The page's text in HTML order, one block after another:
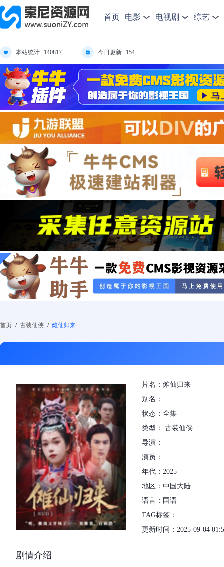
首页 电影 电视剧 综艺
本站统计 140817 今日更新 154
首页 / 古装仙侠 / 傩仙归来
片名：傩仙归来
别名：
状态：全集
类型： 古装仙侠
导演：
演员：
年代：2025
地区：中国大陆
语言：国语
TAG标签：
更新时间：2025-09-04
剧情介绍